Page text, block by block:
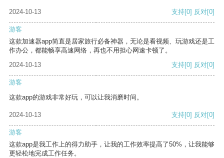
2024-10-13 支持[0] 反对[0]
游客
这款加速器app简直是居家旅行必备神器，无论是看视频、玩游戏还是工
作办公，都能畅享高速网络，再也不用担心网速卡顿了。
2024-10-13
支持[0] 反对[0]
游客
这款app的游戏非常好玩，可以让我消磨时间。
2024-10-13 支持[0] 反对[0]
游客
这款app是我工作上的得力助手，让我的工作效率提高了50%，让我能够
更轻松地完成工作任务。